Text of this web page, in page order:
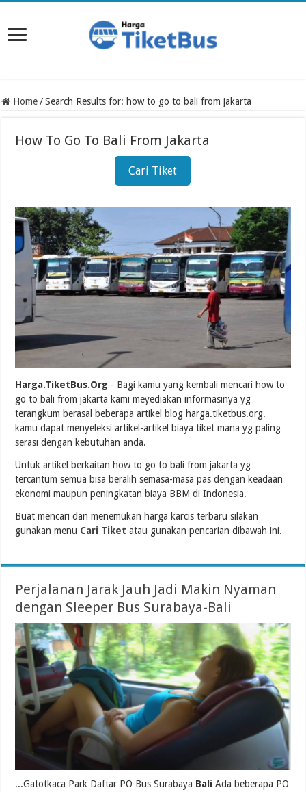
Home / Search Results for: how to go to bali from jakarta
How To Go To Bali From Jakarta
Cari Tiket
Harga.TiketBus.Org - Bagi kamu yang kembali mencari how to
go to bali from jakarta kami meyediakan informasinya yg
terangkum berasal beberapa artikel blog harga.tiketbus.org.
kamu dapat menyeleksi artikel-artikel biaya tiket mana yg paling
serasi dengan kebutuhan anda.
Untuk artikel berkaitan how to go to bali from jakarta yg
tercantum semua bisa beralih semasa-masa pas dengan keadaan
ekonomi maupun peningkatan biaya BBM di Indonesia.
Buat mencari dan menemukan harga karcis terbaru silakan
gunakan menu Cari Tiket atau gunakan pencarian dibawah ini.
Perjalanan Jarak Jauh Jadi Makin Nyaman
dengan Sleeper Bus Surabaya-Bali
...Gatotkaca Park Daftar PO Bus Surabaya Bali Ada beberapa PO